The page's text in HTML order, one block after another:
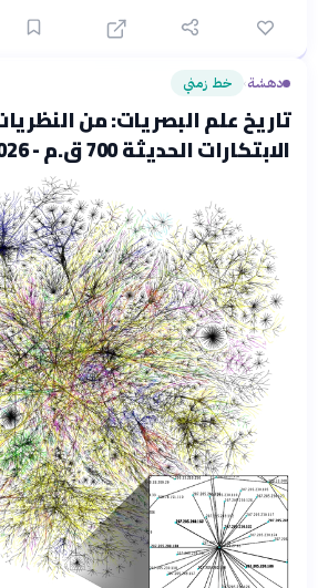
دهشة› خط زمني
تاريخ علم البصريات: من
الابتكارات الحديثة 700 ق.م - 2026